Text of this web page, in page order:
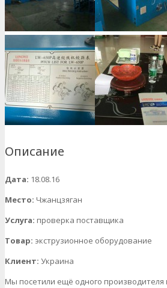
Описание
Дата: 18.08.16
Место: Чжанцзяган
Услуга: проверка поставщика
Товар: экструзионное оборудование
Клиент: Украина
Мы посетили ещё одного производителя